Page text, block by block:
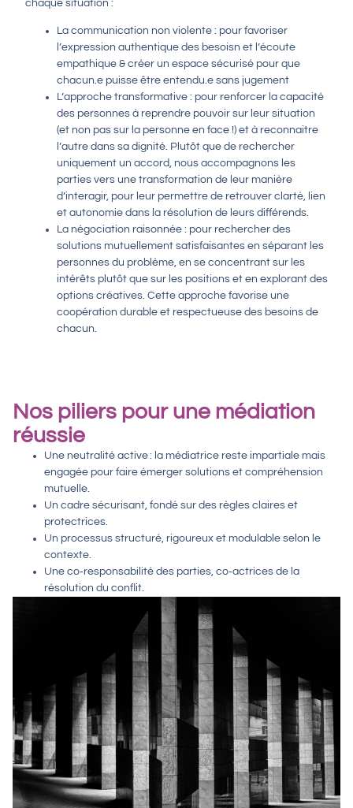
chaque situation :
La communication non violente : pour favoriser
l’expression authentique des besoisn et l’écoute
empathique & créer un espace sécurisé pour que
chacun.e puisse être entendu.e sans jugement
L’approche transformative : pour renforcer la capacité
des personnes à reprendre pouvoir sur leur situation
(et non pas sur la personne en face !) et à reconnaitre
l’autre dans sa dignité. Plutôt que de rechercher
uniquement un accord, nous accompagnons les
parties vers une transformation de leur manière
d’interagir, pour leur permettre de retrouver clarté, lien
et autonomie dans la résolution de leurs différends.
La négociation raisonnée : pour rechercher des
solutions mutuellement satisfaisantes en séparant les
personnes du problème, en se concentrant sur les
intérêts plutôt que sur les positions et en explorant des
options créatives. Cette approche favorise une
coopération durable et respectueuse des besoins de
chacun.
Nos piliers pour une médiation
réussie
Une neutralité active: la médiatrice reste impartiale mais
engagée pour faire émerger solutions et compréhension
mutuelle.
Un cadre sécurisant, fondé sur des règles claires et
protectrices.
Un processus structuré, rigoureux et modulable selon le
contexte.
Une co‑responsabilité des parties, co‑actrices de la
résolution du conflit.